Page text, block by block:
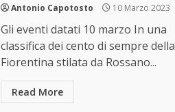
Antonio Capotosto 10 Marzo 2023
Gli eventi datati 10 marzo In una
classifica dei cento di sempre della
Fiorentina stilata da Rossano...
Read More